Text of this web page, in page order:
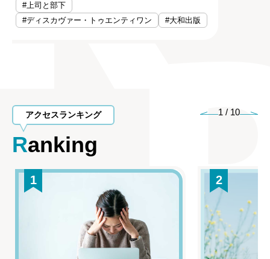
#上司と部下
#ディスカヴァー・トゥエンティワン
#大和出版
アクセスランキング
Ranking
1 / 10
1 2